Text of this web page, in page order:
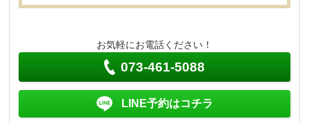
お気軽にお電話ください！
073-461-5088
LINE予約はコチラ